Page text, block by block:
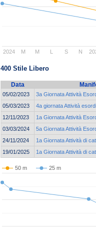
2024 M M L S N
400 Stile Libero
Data
05/02/2023
3a Giornata Attività
05/03/2023
4a giornata Attività
12/11/2023
1a Giornata Attività
03/03/2024
5a Giornata Attività
24/11/2024
1a Giornata Attività di
19/01/2025
1a Giornata Attività di
50 m 25 m